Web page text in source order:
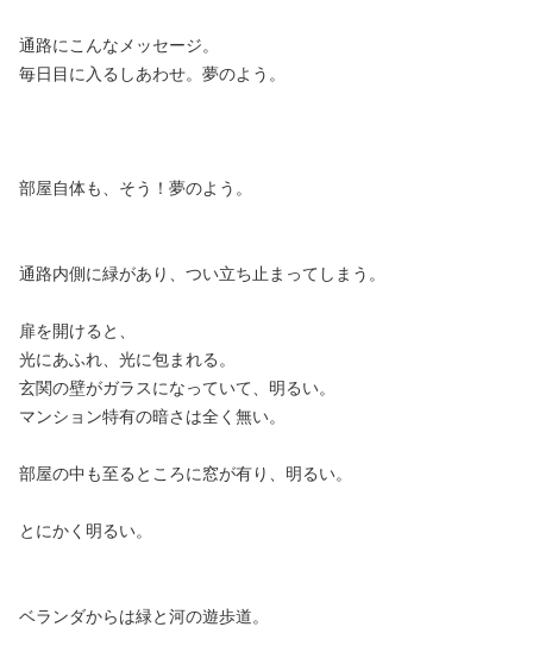
通路にこんなメッセージ。
毎日目に入るしあわせ。夢のよう。
部屋自体も、そう！夢のよう。
通路内側に緑があり、つい立ち止まってしまう。
扉を開けると、
光にあふれ、光に包まれる。
玄関の壁がガラスになっていて、明るい。
マンション特有の暗さは全く無い。
部屋の中も至るところに窓が有り、明るい。
とにかく明るい。
ベランダからは緑と河の遊歩道。